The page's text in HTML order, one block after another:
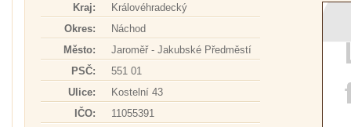
Kraj:
Královéhradecký
Okres:
Náchod
Město:
Jaroměř - Jakubské Předměstí
PSČ:
551 01
Ulice:
Kostelní 43
IČO:
11055391